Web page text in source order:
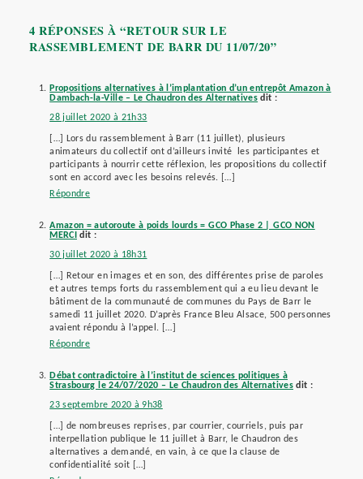
4 RÉPONSES À “RETOUR SUR LE
RASSEMBLEMENT DE BARR DU 11/07/20”
Propositions alternatives à l’implantation d’un entrepôt Amazon à
Dambach-la-Ville – Le Chaudron des Alternatives dit :
28 juillet 2020 à 21h33
[…] Lors du rassemblement à Barr (11 juillet), plusieurs
animateurs du collectif ont d’ailleurs invité les participantes et
participants à nourrir cette réflexion, les propositions du collectif
sont en accord avec les besoins relevés. […]
Répondre
Amazon = autoroute à poids lourds = GCO Phase 2 | GCO NON
MERCI
dit :
30 juillet 2020 à 18h31
[…] Retour en images et en son, des différentes prise de paroles
et autres temps forts du rassemblement qui a eu lieu devant le
bâtiment de la communauté de communes du Pays de Barr le
samedi 11 juillet 2020. D’après France Bleu Alsace, 500 personnes
avaient répondu à l’appel. […]
Répondre
Débat contradictoire à l’institut de sciences politiques à
Strasbourg le 24/07/2020 – Le Chaudron des Alternatives dit :
23 septembre 2020 à 9h38
[…] de nombreuses reprises, par courrier, courriels, puis par
interpellation publique le 11 juillet à Barr, le Chaudron des
alternatives a demandé, en vain, à ce que la clause de
confidentialité soit […]